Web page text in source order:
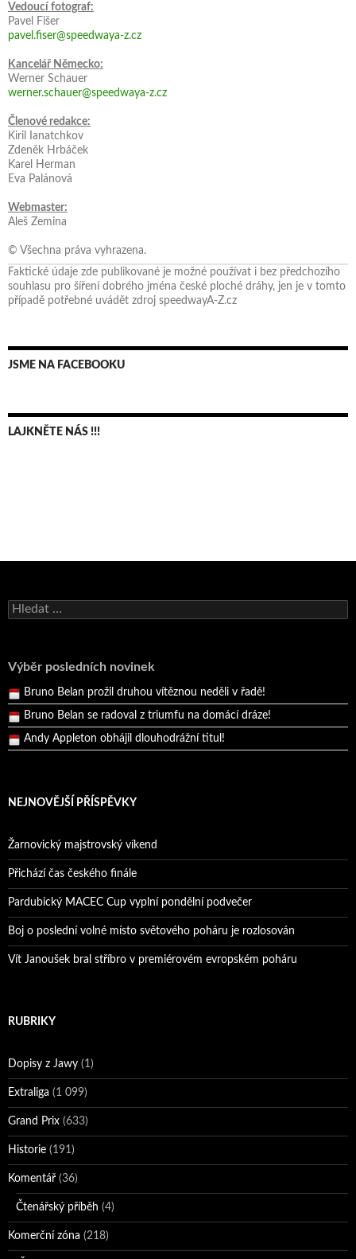
Vedoucí fotograf:
Pavel Fišer
pavel.fiser@speedwaya-z.cz
Kancelář Německo:
Werner Schauer
werner.schauer@speedwaya-z.cz
Členové redakce:
Kiril Ianatchkov
Zdeněk Hrbáček
Karel Herman
Eva Palánová
Webmaster:
Aleš Zemina
© Všechna práva vyhrazena.
Faktické údaje zde publikované je možné používat i bez předchozího
souhlasu pro šíření dobrého jména české ploché dráhy, jen je v tomto
případě potřebné uvádět zdroj speedwayA-Z.cz
JSME NA FACEBOOKU
LAJKNĚTE NÁS !!!
Vyhledávání
Výběr posledních novinek
Andy Appleton obhájil dlouhodrážní titul!
Bruno Belan prožil druhou vítěznou neděli v řadě!
Bruno Belan se radoval z triumfu na domácí dráze!
Andy Appleton obhájil dlouhodrážní titul!
Reprezentační dvojice brala český titul!
NEJNOVĚJŠÍ PŘÍSPĚVKY
Žarnovický majstrovský víkend
Přichází čas českého finále
Pardubický MACEC Cup vyplní pondělní podvečer
Boj o poslední volné místo světového poháru je rozlosován
Vít Janoušek bral stříbro v premiérovém evropském poháru
RUBRIKY
Dopisy z Jawy (1)
Extraliga (1 099)
Grand Prix (633)
Historie (191)
Komentář (36)
Čtenářský příběh (4)
Komerční zóna (218)